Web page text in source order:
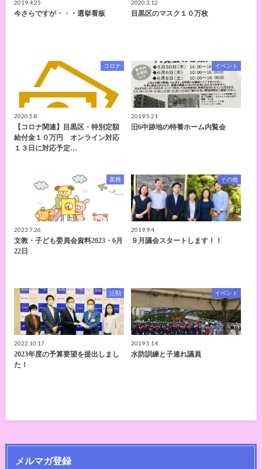
2019.4.25
今さらですが・・・選挙看板
2020.3.12
目黒区のマスク１０万枚
コロナ
2020.5.8
【コロナ関連】目黒区・特別定額
給付金１０万円 オンライン対応
１３日に対応予定…
イベント
2019.5.21
旧6中跡地の特養ホーム内覧会
業務
2023.7.26
文教・子ども委員会資料2023・6月
22日
その他
2019.9.4
９月議会スタートします！！
活動
2022.10.17
2023年度の予算要望を提出しまし
た！
イベント
2019.5.14
水防訓練と子連れ議員
メルマガ登録